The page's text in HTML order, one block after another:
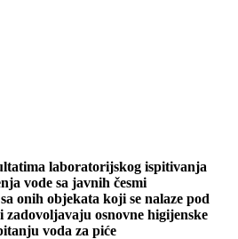
laboratorijskog ispitivanja
vode sa javnih česmi
onih objekata koji se nalaze pod
osnovne higijenske
voda za piće